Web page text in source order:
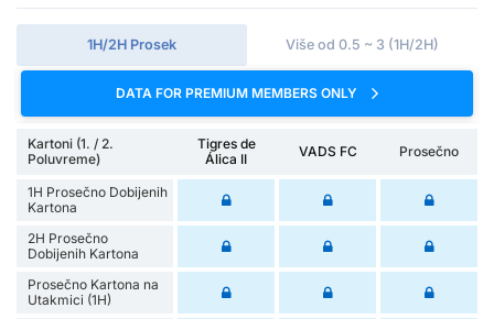
1H/2H Prosek Više od 0.5 ~ 3 (1H/2H)
DATA FOR PREMIUM MEMBERS ONLY
Kartoni (1. / 2.
Poluvreme)
Tigres de
Álica II
VADS FC Prosečno
1H Prosečno Dobijenih
Kartona
2H Prosečno
Dobijenih Kartona
Prosečno Kartona na
Utakmici (1H)